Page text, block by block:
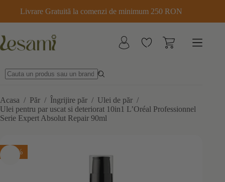
conținut
138,00
Prețul
a
fost:
117,30lei
Prețul
este:
117,30 lei.
Adaugă în coș
Livrare Gratuită la comenzi de minimum 250 RON
Acasa / Păr / Îngrijire păr / Ulei de păr /
Ulei pentru par uscat si deteriorat 10in1 L’Oréal Professionnel
Serie Expert Absolut Repair 90ml
-15%